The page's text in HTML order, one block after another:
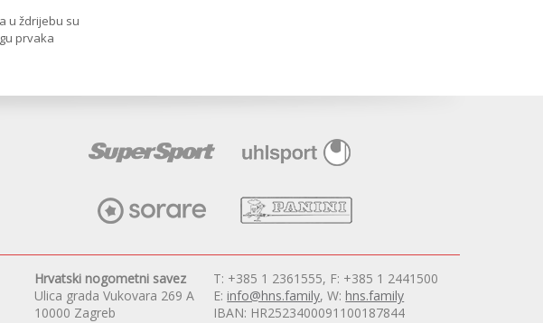
u ždrijebu su
prvaka
Hrvatski nogometni savez
Ulica grada Vukovara 269 A
10000 Zagreb
T: +385 1 2361555, F: +385 1 2441500
E: info@hns.family, W: hns.family
IBAN: HR2523400091100187844